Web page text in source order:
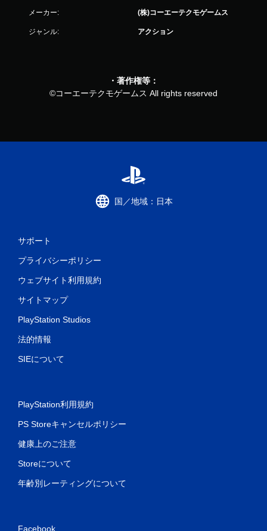
メーカー: (株)コーエーテクモゲームス
ジャンル: アクション
・著作権等：
©コーエーテクモゲームス All rights reserved
国／地域：日本
サポート
プライバシーポリシー
ウェブサイト利用規約
サイトマップ
PlayStation Studios
法的情報
SIEについて
PlayStation利用規約
PS Storeキャンセルポリシー
健康上のご注意
Storeについて
年齢別レーティングについて
Facebook